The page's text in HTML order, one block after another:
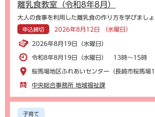
離乳食教室（令和8年8月）
大人の食事を利用した離乳食の作り方を学びましょ
申込締切 2026年8月12日 （水曜日）
2026年8月19日（水曜日）
令和8年8月19日（水曜日） 13時～15時
桜馬場地区ふれあいセンター（長崎市桜馬場
中央総合事務所 地域福祉課
子育て